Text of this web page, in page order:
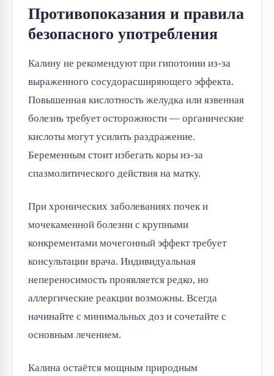
Противопоказания и правила
безопасного употребления
Калину не рекомендуют при гипотонии из-за
выраженного сосудорасширяющего эффекта.
Повышенная кислотность желудка или язвенная
болезнь требует осторожности — органические
кислоты могут усилить раздражение.
Беременным стоит избегать коры из-за
спазмолитического действия на матку.
При хронических заболеваниях почек и
мочекаменной болезни с крупными
конкрементами мочегонный эффект требует
консультации врача. Индивидуальная
непереносимость проявляется редко, но
аллергические реакции возможны. Всегда
начинайте с минимальных доз и сочетайте с
основным лечением.
Калина остаётся мощным природным